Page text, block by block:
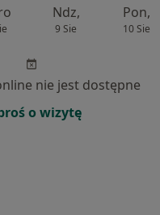
Ndz,
9 Sie
Pon,
10 Sie
nie jest dostępne
o wizytę